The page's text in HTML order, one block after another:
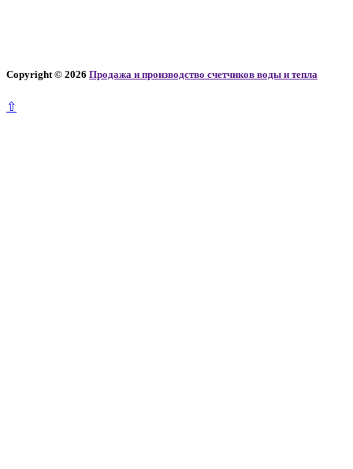
Copyright © 2026 Продажа и производство счетчиков воды и тепла
⇧